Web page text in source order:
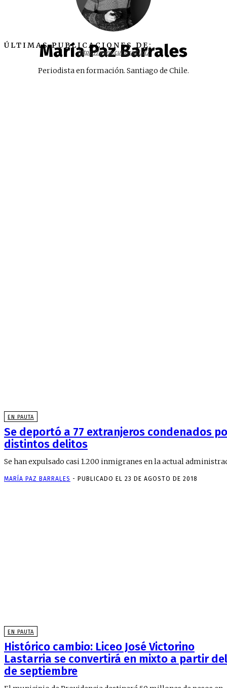
ÚLTIMAS PUBLICACIONES DE:
María Paz Barrales
https://www.cultura21.cl/
Periodista en formación. Santiago de Chile.
EN PAUTA
Se deportó a 77 extranjeros condenados
distintos delitos
Se han expulsado casi 1.200 inmigranes en la actual
MARÍA PAZ BARRALES - PUBLICADO EL 23 DE AGOSTO DE 2018
EN PAUTA
Histórico cambio: Liceo José Victorino
Lastarria se convertirá en mixto a partir
de septiembre